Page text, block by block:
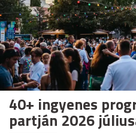
40+ ingyenes
partján 2026